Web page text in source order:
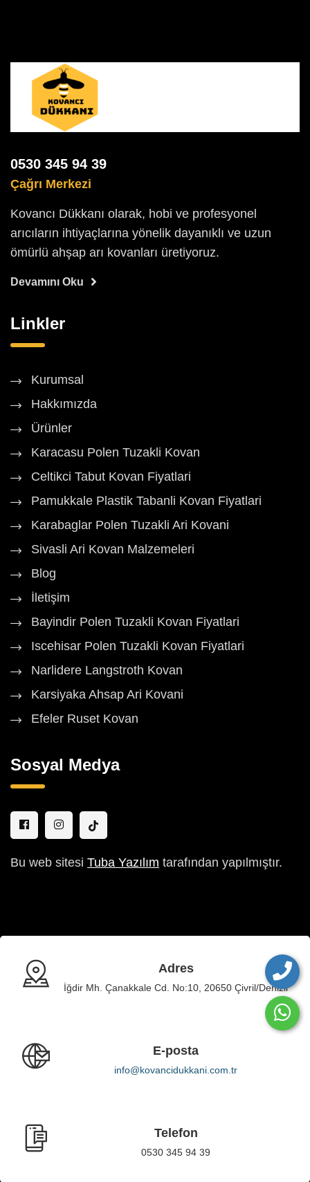
0530 345 94 39
Çağrı Merkezi
Kovancı Dükkanı olarak, hobi ve profesyonel
arıcıların ihtiyaçlarına yönelik dayanıklı ve uzun
ömürlü ahşap arı kovanları üretiyoruz.
Devamını Oku
Linkler
Kurumsal
Hakkımızda
Ürünler
Karacasu Polen Tuzakli Kovan
Celtikci Tabut Kovan Fiyatlari
Pamukkale Plastik Tabanli Kovan Fiyatlari
Karabaglar Polen Tuzakli Ari Kovani
Sivasli Ari Kovan Malzemeleri
Blog
İletişim
Bayindir Polen Tuzakli Kovan Fiyatlari
Iscehisar Polen Tuzakli Kovan Fiyatlari
Narlidere Langstroth Kovan
Karsiyaka Ahsap Ari Kovani
Efeler Ruset Kovan
Sosyal Medya
Bu web sitesi Tuba Yazılım tarafından yapılmıştır.
Adres
İğdir Mh. Çanakkale Cd. No:10, 20650 Çivril/Denizli
E-posta
info@kovancidukkani.com.tr
Telefon
0530 345 94 39